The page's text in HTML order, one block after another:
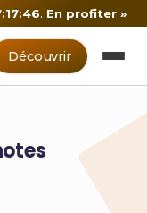
. En profiter »
Découvrir